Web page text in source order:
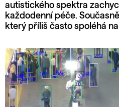
autistického spektra
každodenní péče.
který příliš často spoléhá